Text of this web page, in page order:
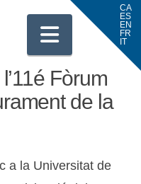
Fòrum
de la
a la Universitat de